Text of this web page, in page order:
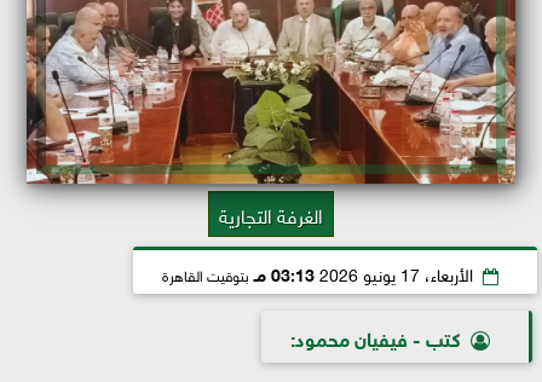
الغرفة التجارية
الأربعاء، 17 يونيو 2026 03:13 مـ بتوقيت القاهرة
كتب - فيفيان محمود: